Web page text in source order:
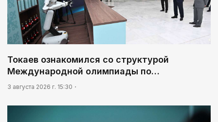
Токаев ознакомился со структурой
Международной олимпиады по…
3 августа 2026 г. 15:30